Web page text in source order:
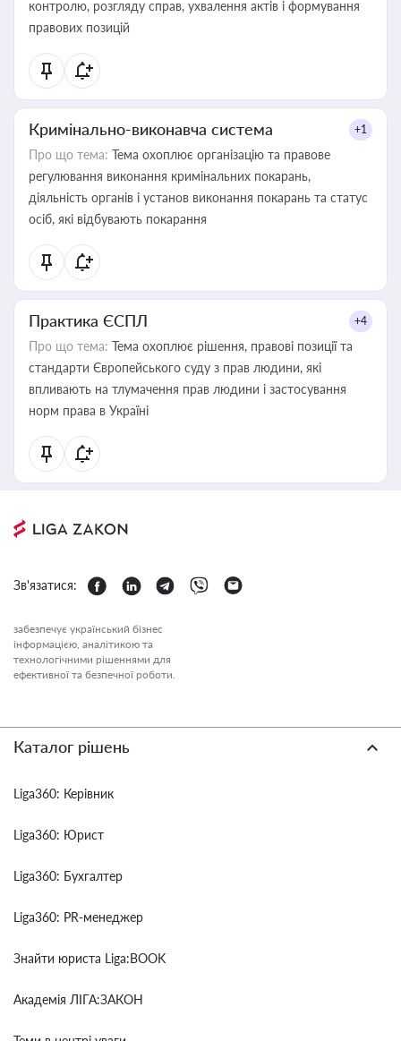
контролю, розгляду справ, ухвалення актів і формування
правових позицій
Кримінально-виконавча система +1
Про що тема: Тема охоплює організацію та правове
регулювання виконання кримінальних покарань,
діяльність органів і установ виконання покарань та статус
осіб, які відбувають покарання
Практика ЄСПЛ +4
Про що тема: Тема охоплює рішення, правові позиції та
стандарти Європейського суду з прав людини, які
впливають на тлумачення прав людини і застосування
норм права в Україні
Зв'язатися:
забезпечує український бізнес
інформацією, аналітикою та
технологічними рішеннями для
ефективної та безпечної роботи.
Каталог рішень
Liga360: Керівник
Liga360: Юрист
Liga360: Бухгалтер
Liga360: PR-менеджер
Знайти юриста Liga:BOOK
Академія ЛІГА:ЗАКОН